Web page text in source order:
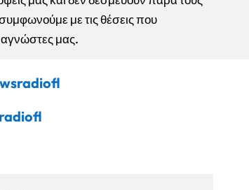
με τις θέσεις που
μας.